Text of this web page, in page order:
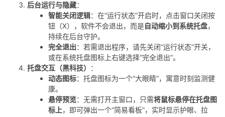
后台运行与隐藏：
智能关闭逻辑：在“运行状态”开启时，点击窗口关闭按
钮（X），软件不会退出，而是自动缩小到系统托盘，
持续在后台守护。
完全退出：若需退出程序，请先关闭“运行状态”开关，
或在系统托盘图标上右键选择“完全退出”。
托盘交互（黑科技）
：
动态图标：托盘图标为一个“大眼睛”，寓意时刻监测健
康。
悬停预览：无需打开主窗口，只需将鼠标悬停在托盘图
标上，即可弹出一个“简易看板”，实时显示护眼、拉